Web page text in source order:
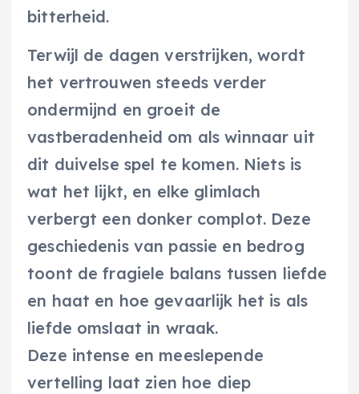
bitterheid.
Terwijl de dagen verstrijken, wordt
het vertrouwen steeds verder
ondermijnd en groeit de
vastberadenheid om als winnaar uit
dit duivelse spel te komen. Niets is
wat het lijkt, en elke glimlach
verbergt een donker complot. Deze
geschiedenis van passie en bedrog
toont de fragiele balans tussen liefde
en haat en hoe gevaarlijk het is als
liefde omslaat in wraak.
Deze intense en meeslepende
vertelling laat zien hoe diep